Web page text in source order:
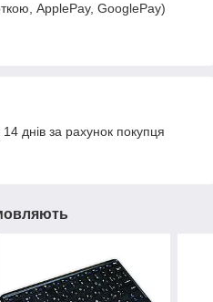
ApplePay, GooglePay)
днів за рахунок покупця